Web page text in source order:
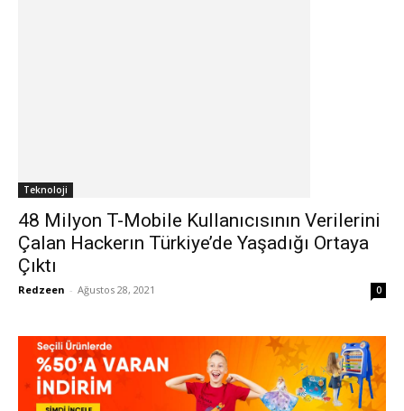
Teknoloji
48 Milyon T-Mobile Kullanıcısının Verilerini
Çalan Hackerın Türkiye’de Yaşadığı Ortaya
Çıktı
Redzeen - Ağustos 28, 2021 0